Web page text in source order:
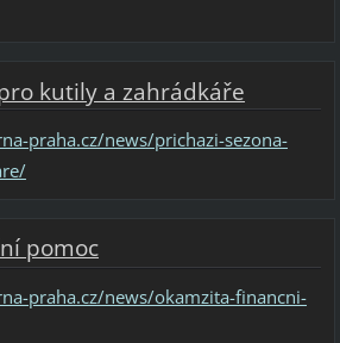
kutily a zahrádkáře
praha.cz/news/prichazi-sezona-
pomoc
praha.cz/news/okamzita-financni-